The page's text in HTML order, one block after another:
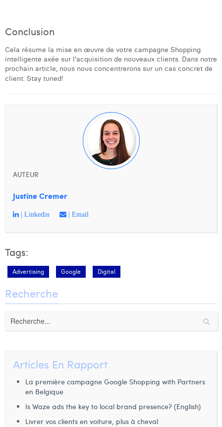
Conclusion
Cela résume la mise en œuvre de votre campagne Shopping
intelligente axée sur l'acquisition de nouveaux clients. Dans notre
prochain article, nous nous concentrerons sur un cas concret de
client. Stay tuned!
AUTEUR
Justine Cremer
| Linkedin | Email
Tags:
Advertising Google Digital
Recherche
Articles En Rapport
La première campagne Google Shopping with Partners
en Belgique
Is Waze ads the key to local brand presence? (English)
Livrer vos clients en voiture, plus à cheval